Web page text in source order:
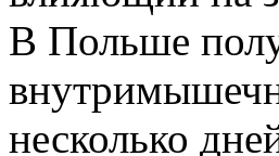
В Польше
несколько